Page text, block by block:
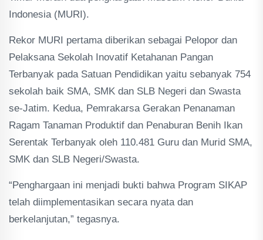
Indonesia (MURI).
Rekor MURI pertama diberikan sebagai Pelopor dan
Pelaksana Sekolah Inovatif Ketahanan Pangan
Terbanyak pada Satuan Pendidikan yaitu sebanyak 754
sekolah baik SMA, SMK dan SLB Negeri dan Swasta
se-Jatim. Kedua, Pemrakarsa Gerakan Penanaman
Ragam Tanaman Produktif dan Penaburan Benih Ikan
Serentak Terbanyak oleh 110.481 Guru dan Murid SMA,
SMK dan SLB Negeri/Swasta.
“Penghargaan ini menjadi bukti bahwa Program SIKAP
telah diimplementasikan secara nyata dan
berkelanjutan,” tegasnya.